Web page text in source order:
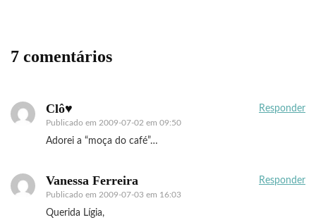
7 comentários
Clô♥
Publicado em 2009-07-02 em 09:50
Responder
Adorei a “moça do café”…
Vanessa Ferreira
Publicado em 2009-07-03 em 16:03
Responder
Querida Lígia,